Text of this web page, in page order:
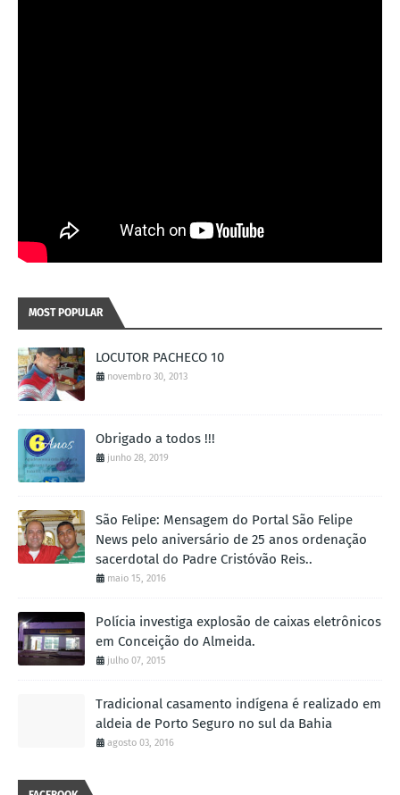
MOST POPULAR
LOCUTOR PACHECO 10
novembro 30, 2013
Obrigado a todos !!!
junho 28, 2019
São Felipe: Mensagem do Portal São Felipe
News pelo aniversário de 25 anos ordenação
sacerdotal do Padre Cristóvão Reis..
maio 15, 2016
Polícia investiga explosão de caixas eletrônicos
em Conceição do Almeida.
julho 07, 2015
Tradicional casamento indígena é realizado em
aldeia de Porto Seguro no sul da Bahia
agosto 03, 2016